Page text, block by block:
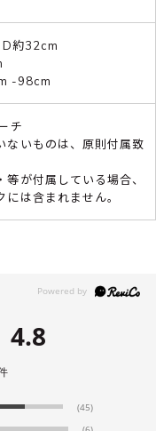
約32cm
-98cm
チ
いものは、原則付属致
が付属している場合、
は含まれません。
4.8
(45)